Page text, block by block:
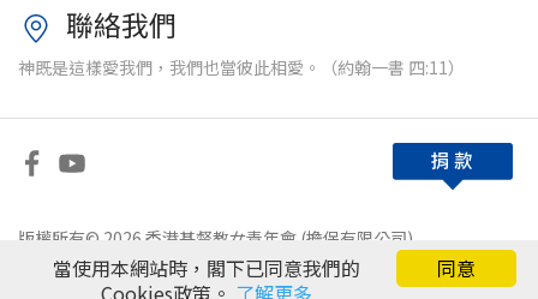
聯絡我們
神既是這樣愛我們，我們也當彼此相愛。（約翰一書 四:11）
版權所有© 2026 香港基督教女青年會 (擔保有限公司)
免責條款|私隱政策 同意
當使用本網站時，閣下已同意我們的
Cookies政策。 了解更多